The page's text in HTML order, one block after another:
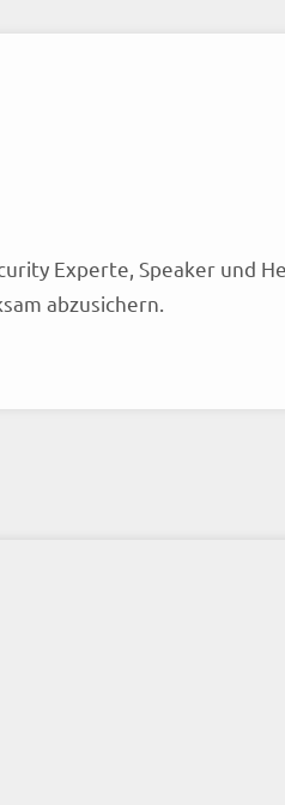
Experte, Speaker und
abzusichern.